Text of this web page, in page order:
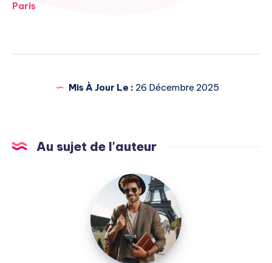
de
Paris
Mis À Jour Le : 26 Décembre 2025
Au sujet de l'auteur
Julien